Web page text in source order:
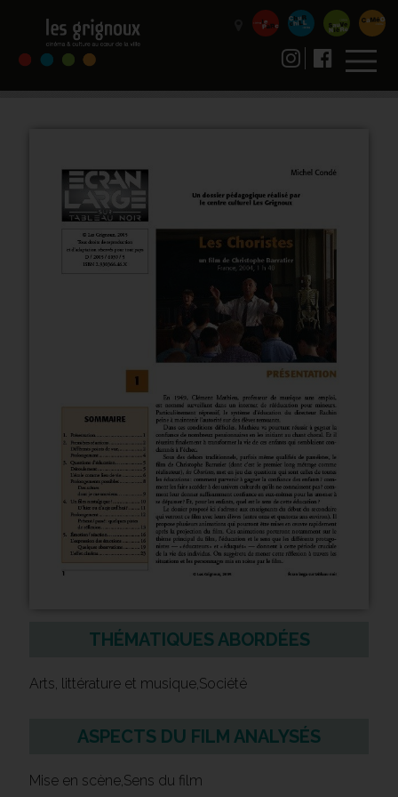
THÉMATIQUES ABORDÉES
Arts, littérature et musique,Société
ASPECTS DU FILM ANALYSÉS
Mise en scène,Sens du film